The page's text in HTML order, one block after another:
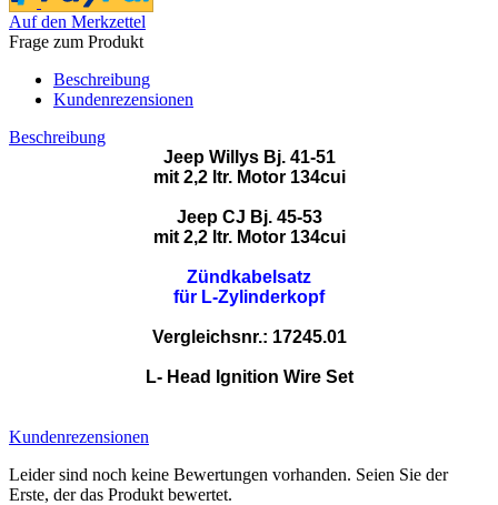
Auf den Merkzettel
Frage zum Produkt
Beschreibung
Kundenrezensionen
Beschreibung
Jeep Willys Bj. 41-51
mit 2,2 ltr. Motor 134cui
Jeep CJ Bj. 45-53
mit 2,2 ltr. Motor 134cui
Zündkabelsatz
für L-Zylinderkopf
Vergleichsnr.: 17245.01
L- Head Ignition Wire Set
Kundenrezensionen
Leider sind noch keine Bewertungen vorhanden. Seien Sie der
Erste, der das Produkt bewertet.